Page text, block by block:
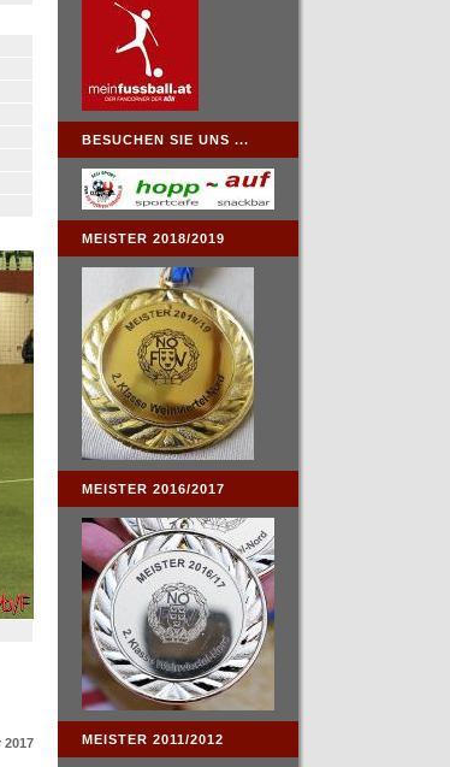
2017
BESUCHEN SIE UNS ...
MEISTER 2018/2019
MEISTER 2016/2017
MEISTER 2011/2012